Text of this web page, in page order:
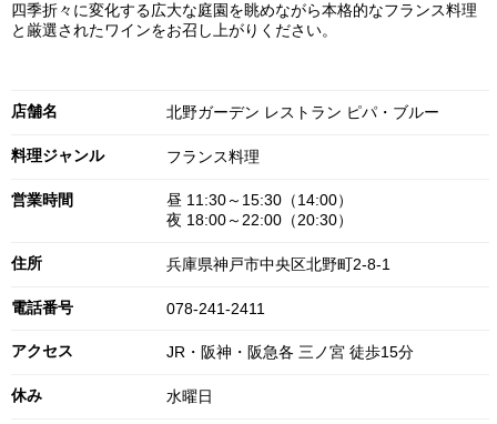
四季折々に変化する広大な庭園を眺めながら本格的なフランス料理
と厳選されたワインをお召し上がりください。
店舗名 北野ガーデン レストラン ピパ・ブルー
料理ジャンル フランス料理
営業時間
昼 11:30～15:30（14:00）
夜 18:00～22:00（20:30）
住所 兵庫県神戸市中央区北野町2-8-1
電話番号 078-241-2411
アクセス JR・阪神・阪急各 三ノ宮 徒歩15分
休み 水曜日